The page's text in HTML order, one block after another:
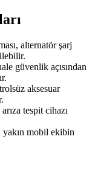
alternatör şarj
güvenlik açısından
aksesuar
tespit cihazı
yakın mobil ekibin